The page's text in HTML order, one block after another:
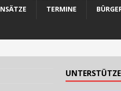
TERMINE